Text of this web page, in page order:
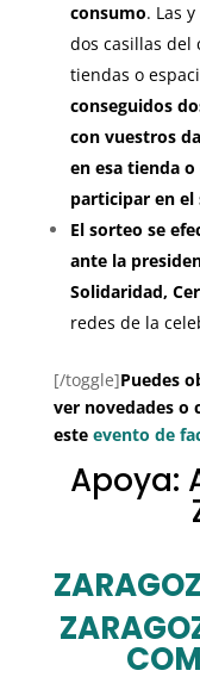
consumo. Las
dos casillas del
tiendas o
conseguidos
con vuestros
en esa tienda
participar en el
El sorteo se
ante la
Solidaridad,
redes de la
[/toggle]Puedes
ver novedades o
este evento de
Apoya: